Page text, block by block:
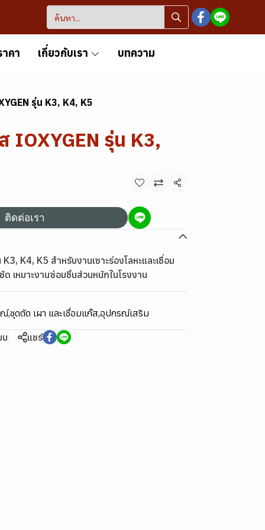
คา เกี่ยวกับเรา บทความ
รุ่น K3, K4, K5
IOXYGEN รุ่น K3,
แชร์
ติดต่อเรา
K4, K5 สำหรับงานเซาะร่องโลหะและเชื่อม
เหมาะงานซ่อมชิ้นส่วนหนักในโรงงาน
ณ์,ชุดตัด เผา และเชื่อมแก๊ส,อุปกรณ์เสริม
บ แชร์